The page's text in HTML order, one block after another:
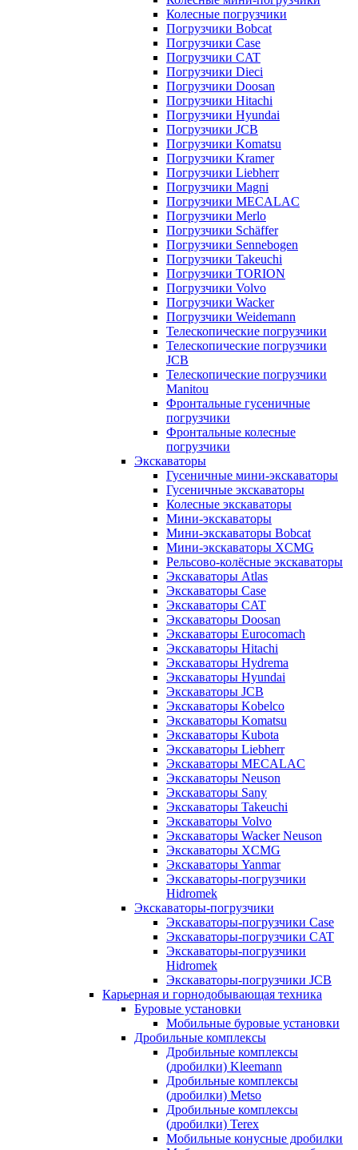
Колесные погрузчики
Погрузчики Bobcat
Погрузчики Case
Погрузчики CAT
Погрузчики Dieci
Погрузчики Doosan
Погрузчики Hitachi
Погрузчики Hyundai
Погрузчики JCB
Погрузчики Komatsu
Погрузчики Kramer
Погрузчики Liebherr
Погрузчики Magni
Погрузчики MECALAC
Погрузчики Merlo
Погрузчики Schäffer
Погрузчики Sennebogen
Погрузчики Takeuchi
Погрузчики TORION
Погрузчики Volvo
Погрузчики Wacker
Погрузчики Weidemann
Телескопические погрузчики
Телескопические погрузчики
JCB
Телескопические погрузчики
Manitou
Фронтальные гусеничные
погрузчики
Фронтальные колесные
погрузчики
Экскаваторы
Гусеничные мини-экскаваторы
Гусеничные экскаваторы
Колесные экскаваторы
Мини-экскаваторы
Мини-экскаваторы Bobcat
Мини-экскаваторы XCMG
Рельсово-колёсные экскаваторы
Экскаваторы Atlas
Экскаваторы Case
Экскаваторы CAT
Экскаваторы Doosan
Экскаваторы Eurocomach
Экскаваторы Hitachi
Экскаваторы Hydrema
Экскаваторы Hyundai
Экскаваторы JCB
Экскаваторы Kobelco
Экскаваторы Komatsu
Экскаваторы Kubota
Экскаваторы Liebherr
Экскаваторы MECALAC
Экскаваторы Neuson
Экскаваторы Sany
Экскаваторы Takeuchi
Экскаваторы Volvo
Экскаваторы Wacker Neuson
Экскаваторы XCMG
Экскаваторы Yanmar
Экскаваторы-погрузчики
Hidromek
Экскаваторы-погрузчики
Экскаваторы-погрузчики Case
Экскаваторы-погрузчики CAT
Экскаваторы-погрузчики
Hidromek
Экскаваторы-погрузчики JCB
Карьерная и горнодобывающая техника
Буровые установки
Мобильные буровые установки
Дробильные комплексы
Дробильные комплексы
(дробилки) Kleemann
Дробильные комплексы
(дробилки) Metso
Дробильные комплексы
(дробилки) Terex
Мобильные конусные дробилки